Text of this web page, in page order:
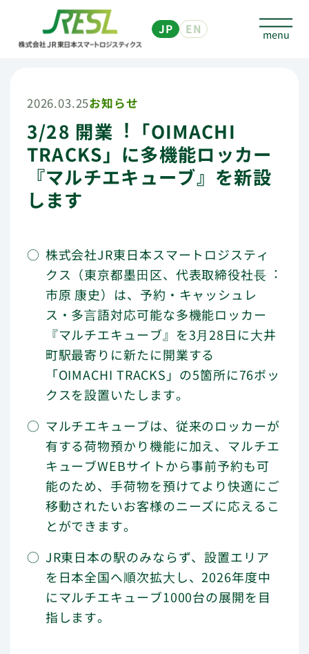
JP EN
2026.03.25お知らせ
3/28 開業︕「OIMACHI
TRACKS」に多機能ロッカー
『マルチエキューブ』を新設
します
株式会社JR東日本スマートロジスティ
クス（東京都墨⽥区、代表取締役社⻑︓
市原 康史）は、予約・キャッシュレ
ス・多⾔語対応可能な多機能ロッカー
『マルチエキューブ』を3⽉28日に⼤井
町駅最寄りに新たに開業する
「OIMACHI TRACKS」の5箇所に76ボッ
クスを設置いたします。
マルチエキューブは、従来のロッカーが
有する荷物預かり機能に加え、マルチエ
キューブWEBサイトから事前予約も可
能のため、手荷物を預けてより快適にご
移動されたいお客様のニーズに応えるこ
とができます。
JR東日本の駅のみならず、設置エリア
を日本全国へ順次拡⼤し、2026年度中
にマルチエキューブ1000台の展開を目
指します。
個人のお客さま
マルチエキューブについて
予約なしで預ける
他社サービスを利用して
荷物・商品を送る、受取る
個人のお客さま
よくあるご質問
マルチエキューブを
各地へ展開
会社情報
企業理念